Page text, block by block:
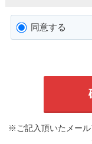
同意する
※ご記入頂いたメー